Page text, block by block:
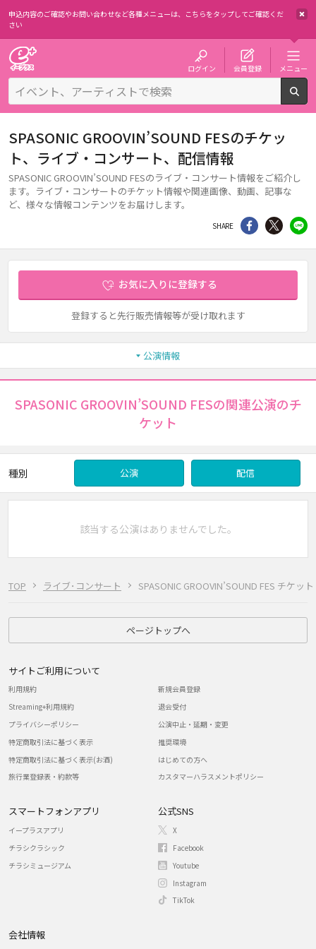
申込内容のご確認やお問い合わせなど各種メニューは、 こちらをタップしてご確認くだ
さい
ログイン 会員登録 メニュー
TOP ライブ･コンサート SPASONIC GROOVIN’SOUND FES チケット
SPASONIC GROOVIN’SOUND FESのチケッ
ト、ライブ・コンサート、配信情報
SPASONIC GROOVIN’SOUND FESのライブ・コンサート情報をご紹介し
ます。ライブ・コンサートのチケット情報や関連画像、動画、記事な
ど、様々な情報コンテンツをお届けします。
SHARE シェア Twitter
お気に入りに登録する
登録すると先行販売情報等が受け取れます
公演情報
SPASONIC GROOVIN’SOUND FESの関連公演のチ
ケット
種別 公演 配信
該当する公演はありませんでした。
ページトップへ
サイトご利用について
利用規約
Streaming+利用規約
プライバシーポリシー
特定商取引法に基づく表示
特定商取引法に基づく表示(お酒)
旅行業登録表・約款等
新規会員登録
退会受付
公演中止・延期・変更
推奨環境
はじめての方へ
カスタマーハラスメントポリシー
スマートフォンアプリ
イープラスアプリ
チラシクラシック
チラシミュージアム
公式SNS
X
Facebook
Youtube
Instagram
TikTok
会社情報